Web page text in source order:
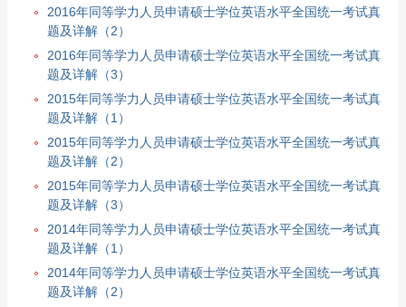
2016年同等学力人员申请硕士学位英语水平全国统一考试真
题及详解（2）
2016年同等学力人员申请硕士学位英语水平全国统一考试真
题及详解（3）
2015年同等学力人员申请硕士学位英语水平全国统一考试真
题及详解（1）
2015年同等学力人员申请硕士学位英语水平全国统一考试真
题及详解（2）
2015年同等学力人员申请硕士学位英语水平全国统一考试真
题及详解（3）
2014年同等学力人员申请硕士学位英语水平全国统一考试真
题及详解（1）
2014年同等学力人员申请硕士学位英语水平全国统一考试真
题及详解（2）